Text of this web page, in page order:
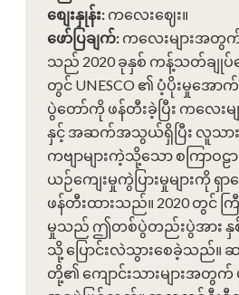
စျေးနှုန်း: ကလေးဈေး။
ဖော်ပြချက်: ကလေးများအတွက်
သည် 2020 ခုနှစ် ကန့်သတ်ချုပ်
တွင် UNESCO ၏ ပံ့ပိုးမှုအောက်
ပွဲတော်ကို ဖန်တီးခဲ့ပြီး ကလေးမ
နှင့် အဆက်အသွယ်ရှိပြီး လူသားဝ
ကဗျာများကဲ့သို့သော စကြာဝဠ
ယဉ်ကျေးမှုကွဲပြားမှုများကို ရှ
ဖန်တီးထားသည်။ 2020 တွင် ကြီ
မှုသည် ဤတစ်ပွဲတည်းပွဲအား
သို့ ပြောင်းလဲသွားစေခဲ့သည်။ ဆရ
တို့၏ ကျောင်းသားများအတွ